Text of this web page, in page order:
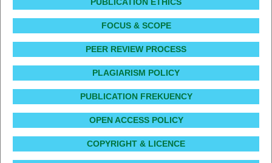
FOCUS & SCOPE
PEER REVIEW PROCESS
PLAGIARISM POLICY
PUBLICATION FREKUENCY
OPEN ACCESS POLICY
COPYRIGHT & LICENCE